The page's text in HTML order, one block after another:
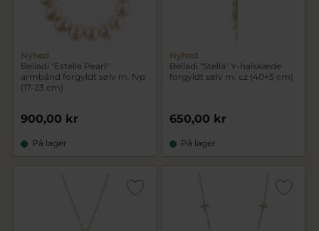
Nyhed
Belladi "Estelle Pearl"
armbånd forgyldt sølv m. fvp
(17-23 cm)
900,00 kr
På lager
Nyhed
Belladi "Stella" Y-halskæde
forgyldt sølv m. cz (40+5 cm)
650,00 kr
På lager